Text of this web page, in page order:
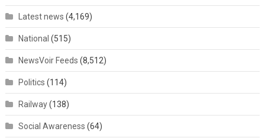
Latest news (4,169)
National (515)
NewsVoir Feeds (8,512)
Politics (114)
Railway(138)
Social Awareness (64)